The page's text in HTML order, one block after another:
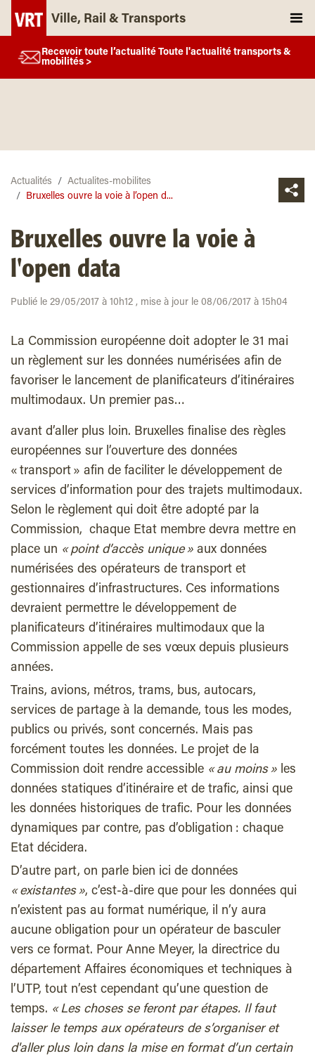
Ville, Rail & Transports
Recevoir toute l’actualité Toute l'actualité transports &
mobilités >
Actualités
Actualites-mobilites
Bruxelles ouvre la voie à l’open d...
Bruxelles ouvre la voie à
l'open data
Publié le 29/05/2017 à 10h12 , mise à jour le 08/06/2017 à 15h04
La Commission européenne doit adopter le 31 mai
un règlement sur les données numérisées afin de
favoriser le lancement de planificateurs d’itinéraires
multimodaux. Un premier pas…
avant d’aller plus loin. Bruxelles finalise des règles
européennes sur l’ouverture des données
« transport » afin de faciliter le développement de
services d’information pour des trajets multimodaux.
Selon le règlement qui doit être adopté par la
Commission, chaque Etat membre devra mettre en
place un « point d’accès unique » aux données
numérisées des opérateurs de transport et
gestionnaires d’infrastructures. Ces informations
devraient permettre le développement de
planificateurs d’itinéraires multimodaux que la
Commission appelle de ses vœux depuis plusieurs
années.
Trains, avions, métros, trams, bus, autocars,
services de partage à la demande, tous les modes,
publics ou privés, sont concernés. Mais pas
forcément toutes les données. Le projet de la
Commission doit rendre accessible « au moins » les
données statiques d’itinéraire et de trafic, ainsi que
les données historiques de trafic. Pour les données
dynamiques par contre, pas d’obligation : chaque
Etat décidera.
D’autre part, on parle bien ici de données
« existantes », c’est-à-dire que pour les données qui
n’existent pas au format numérique, il n’y aura
aucune obligation pour un opérateur de basculer
vers ce format. Pour Anne Meyer, la directrice du
département Affaires économiques et techniques à
l’UTP, tout n’est cependant qu’une question de
temps. « Les choses se feront par étapes. Il faut
laisser le temps aux opérateurs de s’organiser et
d'aller plus loin dans la mise en format d’un certain